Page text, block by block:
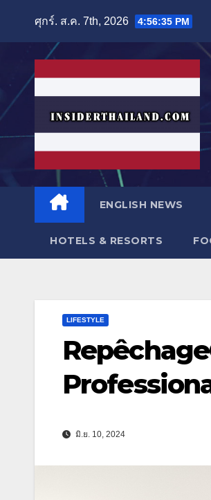
ศุกร์. ส.ค. 7th, 2026 4:56:37 PM
ENGLISH NEWS
HOTELS & RESORTS
LIFESTYLE
มิ.ย. 10, 2024